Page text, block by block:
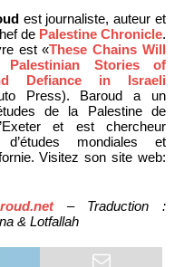
est journaliste, auteur et
de Palestine Chronicle.
est «These Chains Will
Palestinian Stories of
Defiance in Israeli
Press). Baroud a un
de la Palestine de
et est chercheur
mondiales et
Visitez son site web:
– Traduction :
& Lotfallah